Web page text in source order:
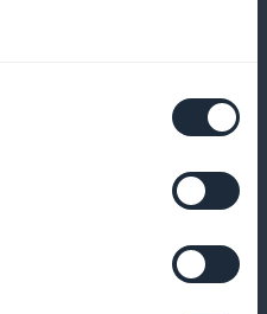
fra en liste over